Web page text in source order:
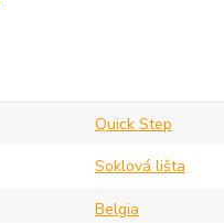
Quick Step
Soklová lišta
Belgia